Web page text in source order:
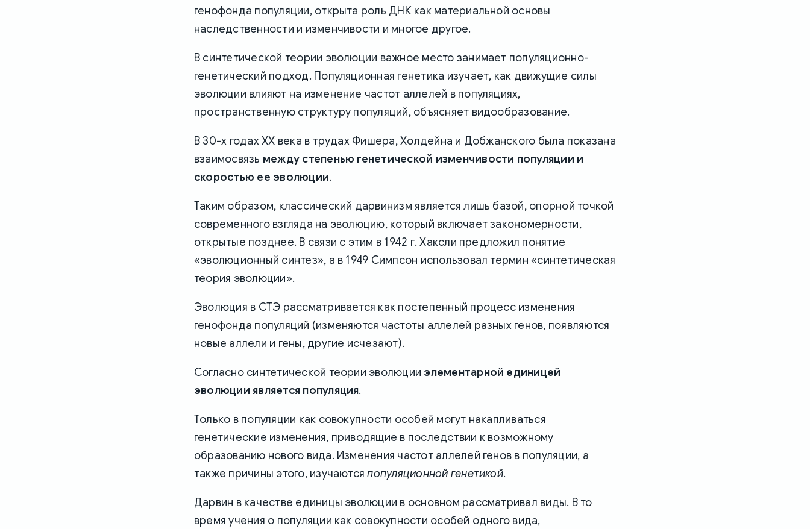
генофонда популяции, открыта роль ДНК как материальной основы
наследственности и изменчивости и многое другое.
В синтетической теории эволюции важное место занимает популяционно-
генетический подход. Популяционная генетика изучает, как движущие силы
эволюции влияют на изменение частот аллелей в популяциях,
пространственную структуру популяций, объясняет видообразование.
В 30-х годах XX века в трудах Фишера, Холдейна и Добжанского была показана
взаимосвязь между степенью генетической изменчивости популяции и
скоростью ее эволюции.
Таким образом, классический дарвинизм является лишь базой, опорной точкой
современного взгляда на эволюцию, который включает закономерности,
открытые позднее. В связи с этим в 1942 г. Хаксли предложил понятие
«эволюционный синтез», а в 1949 Симпсон использовал термин «синтетическая
теория эволюции».
Эволюция в СТЭ рассматривается как постепенный процесс изменения
генофонда популяций (изменяются частоты аллелей разных генов, появляются
новые аллели и гены, другие исчезают).
Согласно синтетической теории эволюции элементарной единицей
эволюции является популяция.
Только в популяции как совокупности особей могут накапливаться
генетические изменения, приводящие в последствии к возможному
образованию нового вида. Изменения частот аллелей генов в популяции, а
также причины этого, изучаютсяпопуляционной генетикой.
Дарвин в качестве единицы эволюции в основном рассматривал виды. В то
время учения о популяции как совокупности особей одного вида,